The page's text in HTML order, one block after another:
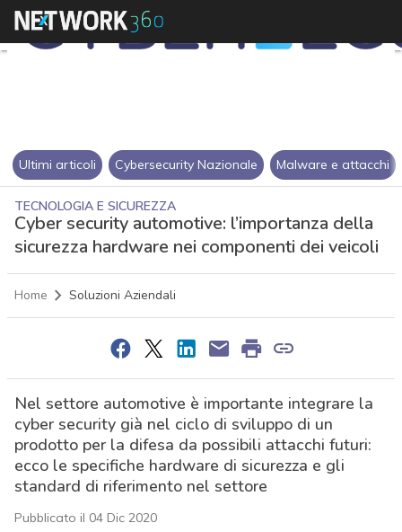
Ultimi articoli Cybersecurity Nazionale Malware e attacchi
TECNOLOGIA E SICUREZZA
Cyber security automotive: l’importanza della
sicurezza hardware nei componenti dei veicoli
Home Soluzioni Aziendali
Nel settore automotive è importante integrare la
cyber security già nel ciclo di sviluppo di un
prodotto per la difesa da possibili attacchi futuri:
ecco le specifiche hardware di sicurezza e gli
standard di riferimento nel settore
Pubblicato il 04 Dic 2020